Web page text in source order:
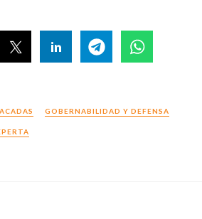
GOBERNABILIDAD Y DEFENSA